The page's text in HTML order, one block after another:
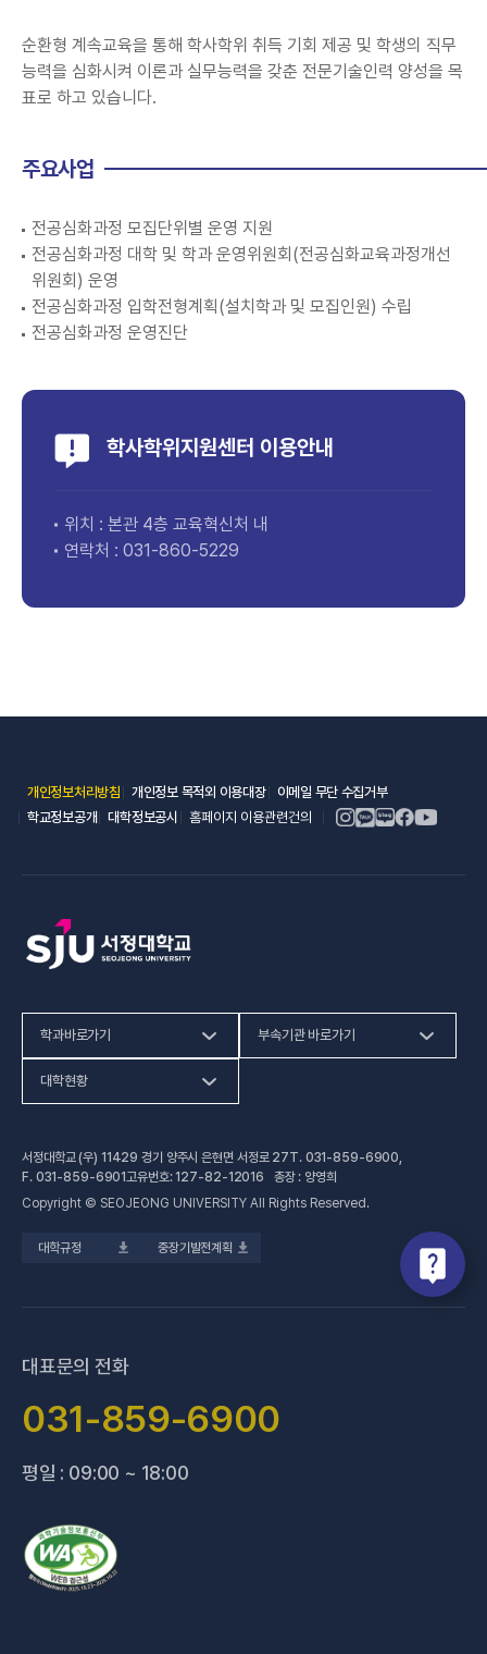
순환형 계속교육을 통해 학사학위 취득 기회 제공 및 학생의 직무
능력을 심화시켜 이론과 실무능력을 갖춘 전문기술인력 양성을 목
표로 하고 있습니다.
주요사업
전공심화과정 모집단위별 운영 지원
전공심화과정 대학 및 학과 운영위원회(전공심화교육과정개선
위원회) 운영
전공심화과정 입학전형계획(설치학과 및 모집인원) 수립
전공심화과정 운영진단
학사학위지원센터 이용안내
위치 : 본관 4층 교육혁신처 내
연락처 : 031-860-5229
개인정보처리방침(새 창 열림)
개인정보 목적외 이용대장(새 창 열림)
이메일 무단 수집거부(새 창 열림)
학교정보공개(새 창 열림)
대학정보공시(새 창 열림)
홈페이지 이용관련건의
학과바로가기
인문사회계열
공학계열
전문기술석사
부속기관 바로가기
건강증진센터(새 창 열림)
교육혁신지원센터(새 창 열림)
(새 창 열림)
성인학습지원센터
대학현황
대학정보공시(새 창 열림)
업무추진비 사용내역
법정위원회 회의록
대학규정 중장기발전계획
서정대학교 (우) 11429 경기 양주시 은현면 서정로 27T. 031-859-6900
F. 031-859-6901고유번호: 127-82-12016 총장 : 양영희
Copyright © SEOJEONG UNIVERSITY All Rights Reserved.
대표문의 전화
031-859-6900
평일 : 09:00 ~ 18:00